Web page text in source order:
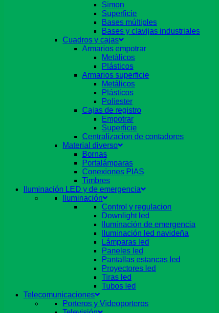
Simon
Superficie
Bases múltiples
Bases y clavijas industriales
Cuadros y cajas
Armarios empotrar
Metálicos
Plásticos
Armarios superficie
Metálicos
Plásticos
Poliester
Cajas de registro
Empotrar
Superficie
Centralizacion de contadores
Material diverso
Bornas
Portalámparas
Conexiones PIAS
Timbres
Iluminación LED y de emergencia
Iluminación
Control y regulacion
Downlight led
Iluminación de emergencia
Iluminación led navideña
Lámparas led
Paneles led
Pantallas estancas led
Proyectores led
Tiras led
Tubos led
Telecomunicaciones
Porteros y Videoporteros